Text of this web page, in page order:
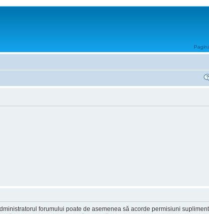
forumului poate de asemenea să acorde permisiuni